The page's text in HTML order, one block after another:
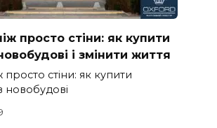
просто стіни: як купити
і змінити життя
просто стіни: як купити
новобудові